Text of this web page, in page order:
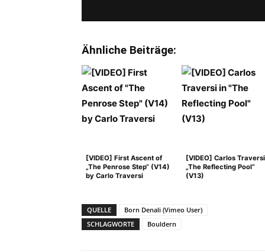
Ähnliche Beiträge:
[VIDEO] First Ascent of
„The Penrose Step“ (V14)
by Carlo Traversi
[VIDEO] Carlos
„The Reflecting Pool“
(V13)
QUELLE
Born Denali (Vimeo User)
SCHLAGWORTE
Bouldern